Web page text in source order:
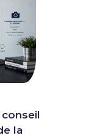
la